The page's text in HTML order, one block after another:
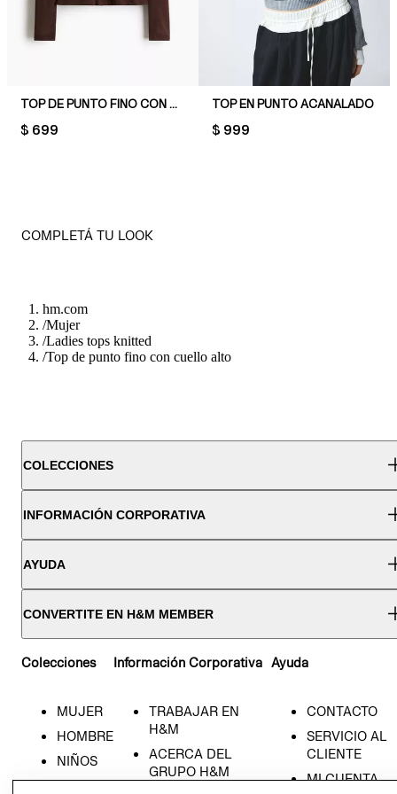
TOP DE PUNTO FINO CON BOTONES
PRICE:
$ 699
TOP EN PUNTO ACANALADO
PRICE:
$ 999
COMPLETÁ TU LOOK
hm.com
/Mujer
/Ladies tops knitted
/Top de punto fino con cuello alto
COLECCIONES
INFORMACIÓN CORPORATIVA
AYUDA
CONVERTITE EN H&M MEMBER
Colecciones
MUJER
HOMBRE
NIÑOS
HOME
Información Corporativa
TRABAJAR EN
H&M
ACERCA DEL
GRUPO H&M
Ayuda
CONTACTO
SERVICIO AL
CLIENTE
MI CUENTA